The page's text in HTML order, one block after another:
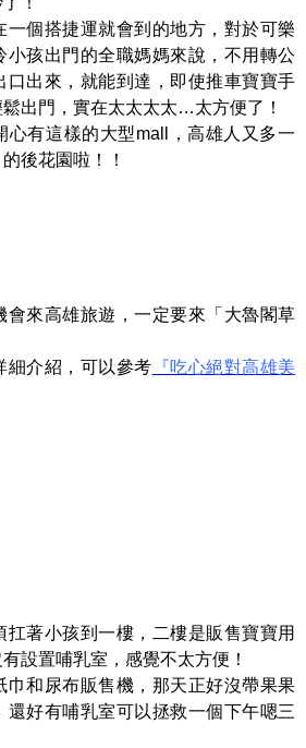
一個搭捷運就會到的地方，對於可樂
小孩出門的全職媽媽來說，不用轉公
口出來，就能到達，即使推車寶寶手
出門，實在太太太太…太方便了！
心有這樣的大型mall，高雄人又多一
後花園啦！！
會來高雄旅遊，一定要來「大魯閣草
細介紹，可以參考 『吃心絕對高雄美
扛著小孩到一樓，二樓是販售寶寶用
設置哺乳室，感覺不太方便！
巾和尿布販售機，那天正好沒帶果果
還好有哺乳室可以拯救一個下午嗯三